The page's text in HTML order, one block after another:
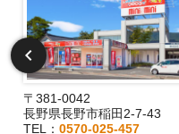
〒381-0042
長野県長野市稲田2-7-43
TEL：0570-025-457